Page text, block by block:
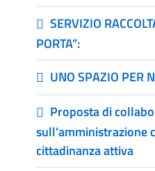
SERVIZIO
PORTA”:
UNO SPAZIO PER
Proposta di
sull’amministrazione
cittadinanza attiva